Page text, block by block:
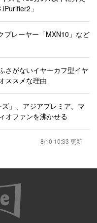
」
プレーヤー「MXN10」など
さがないイヤーカフ型イヤ
ススメな理由
」、アジアプレミア。マ
オファンを沸かせる
8/10 10:33 更新